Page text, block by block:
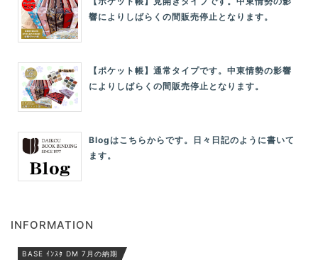
響によりしばらくの間販売停止となります。
【ポケット帳】通常タイプです。中東情勢の影響
によりしばらくの間販売停止となります。
Blogはこちらからです。日々日記のように書いて
ます。
INFORMATION
BASE ｲﾝｽﾀ DM 7月の納期